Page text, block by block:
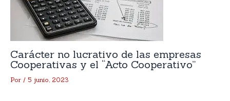
Carácter no lucrativo de las empresas
Cooperativas y el “Acto Cooperativo”
Por / 5 junio, 2023